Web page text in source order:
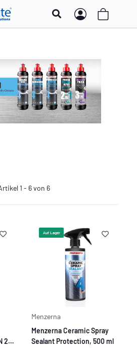
1 - 6 von 6
250
Auf Lager
Menzerna
Menzerna Ceramic Spray
Sealant Protection, 500 ml